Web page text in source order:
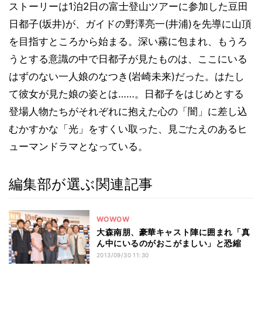
ストーリーは1泊2日の富士登山ツアーに参加した豆田
日都子(坂井)が、ガイドの野澤亮一(井浦)を先導に山頂
を目指すところから始まる。深い霧に包まれ、もうろ
うとする意識の中で日都子が見たものは、ここにいる
はずのない一人娘のなつき(岩崎未来)だった。はたし
て彼女が見た娘の姿とは……。日都子をはじめとする
登場人物たちがそれぞれに抱えた心の「闇」に差し込
むかすかな「光」をすくい取った、見ごたえのあるヒ
ューマンドラマとなっている。
編集部が選ぶ関連記事
WOWOW
大森南朋、豪華キャスト陣に囲まれ「真
ん中にいるのがおこがましい」と恐縮
2013/09/30 11:30